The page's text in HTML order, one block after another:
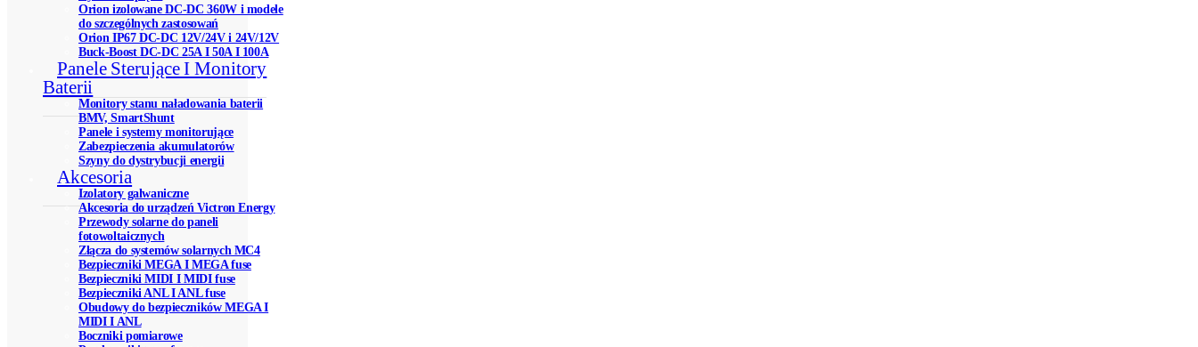
Orion izolowane DC-DC 360W i modele
do szczególnych zastosowań
Orion IP67 DC-DC 12V/24V i 24V/12V
Buck-Boost DC-DC 25A I 50A I 100A
Panele Sterujące I Monitory
Baterii
Monitory stanu naładowania baterii
BMV, SmartShunt
Panele i systemy monitorujące
Zabezpieczenia akumulatorów
Szyny do dystrybucji energii
Akcesoria
Izolatory galwaniczne
Akcesoria do urządzeń Victron Energy
Przewody solarne do paneli
fotowoltaicznych
Złącza do systemów solarnych MC4
Bezpieczniki MEGA I MEGA fuse
Bezpieczniki MIDI I MIDI fuse
Bezpieczniki ANL I ANL fuse
Obudowy do bezpieczników MEGA I
MIDI I ANL
Boczniki pomiarowe